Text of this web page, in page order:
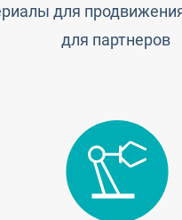
для
для партнеров